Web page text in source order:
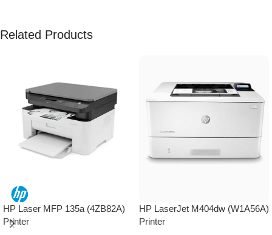
Related Products
HP Laser MFP 135a (4ZB82A)
Printer
HP LaserJet M404dw (W1A56A)
Printer